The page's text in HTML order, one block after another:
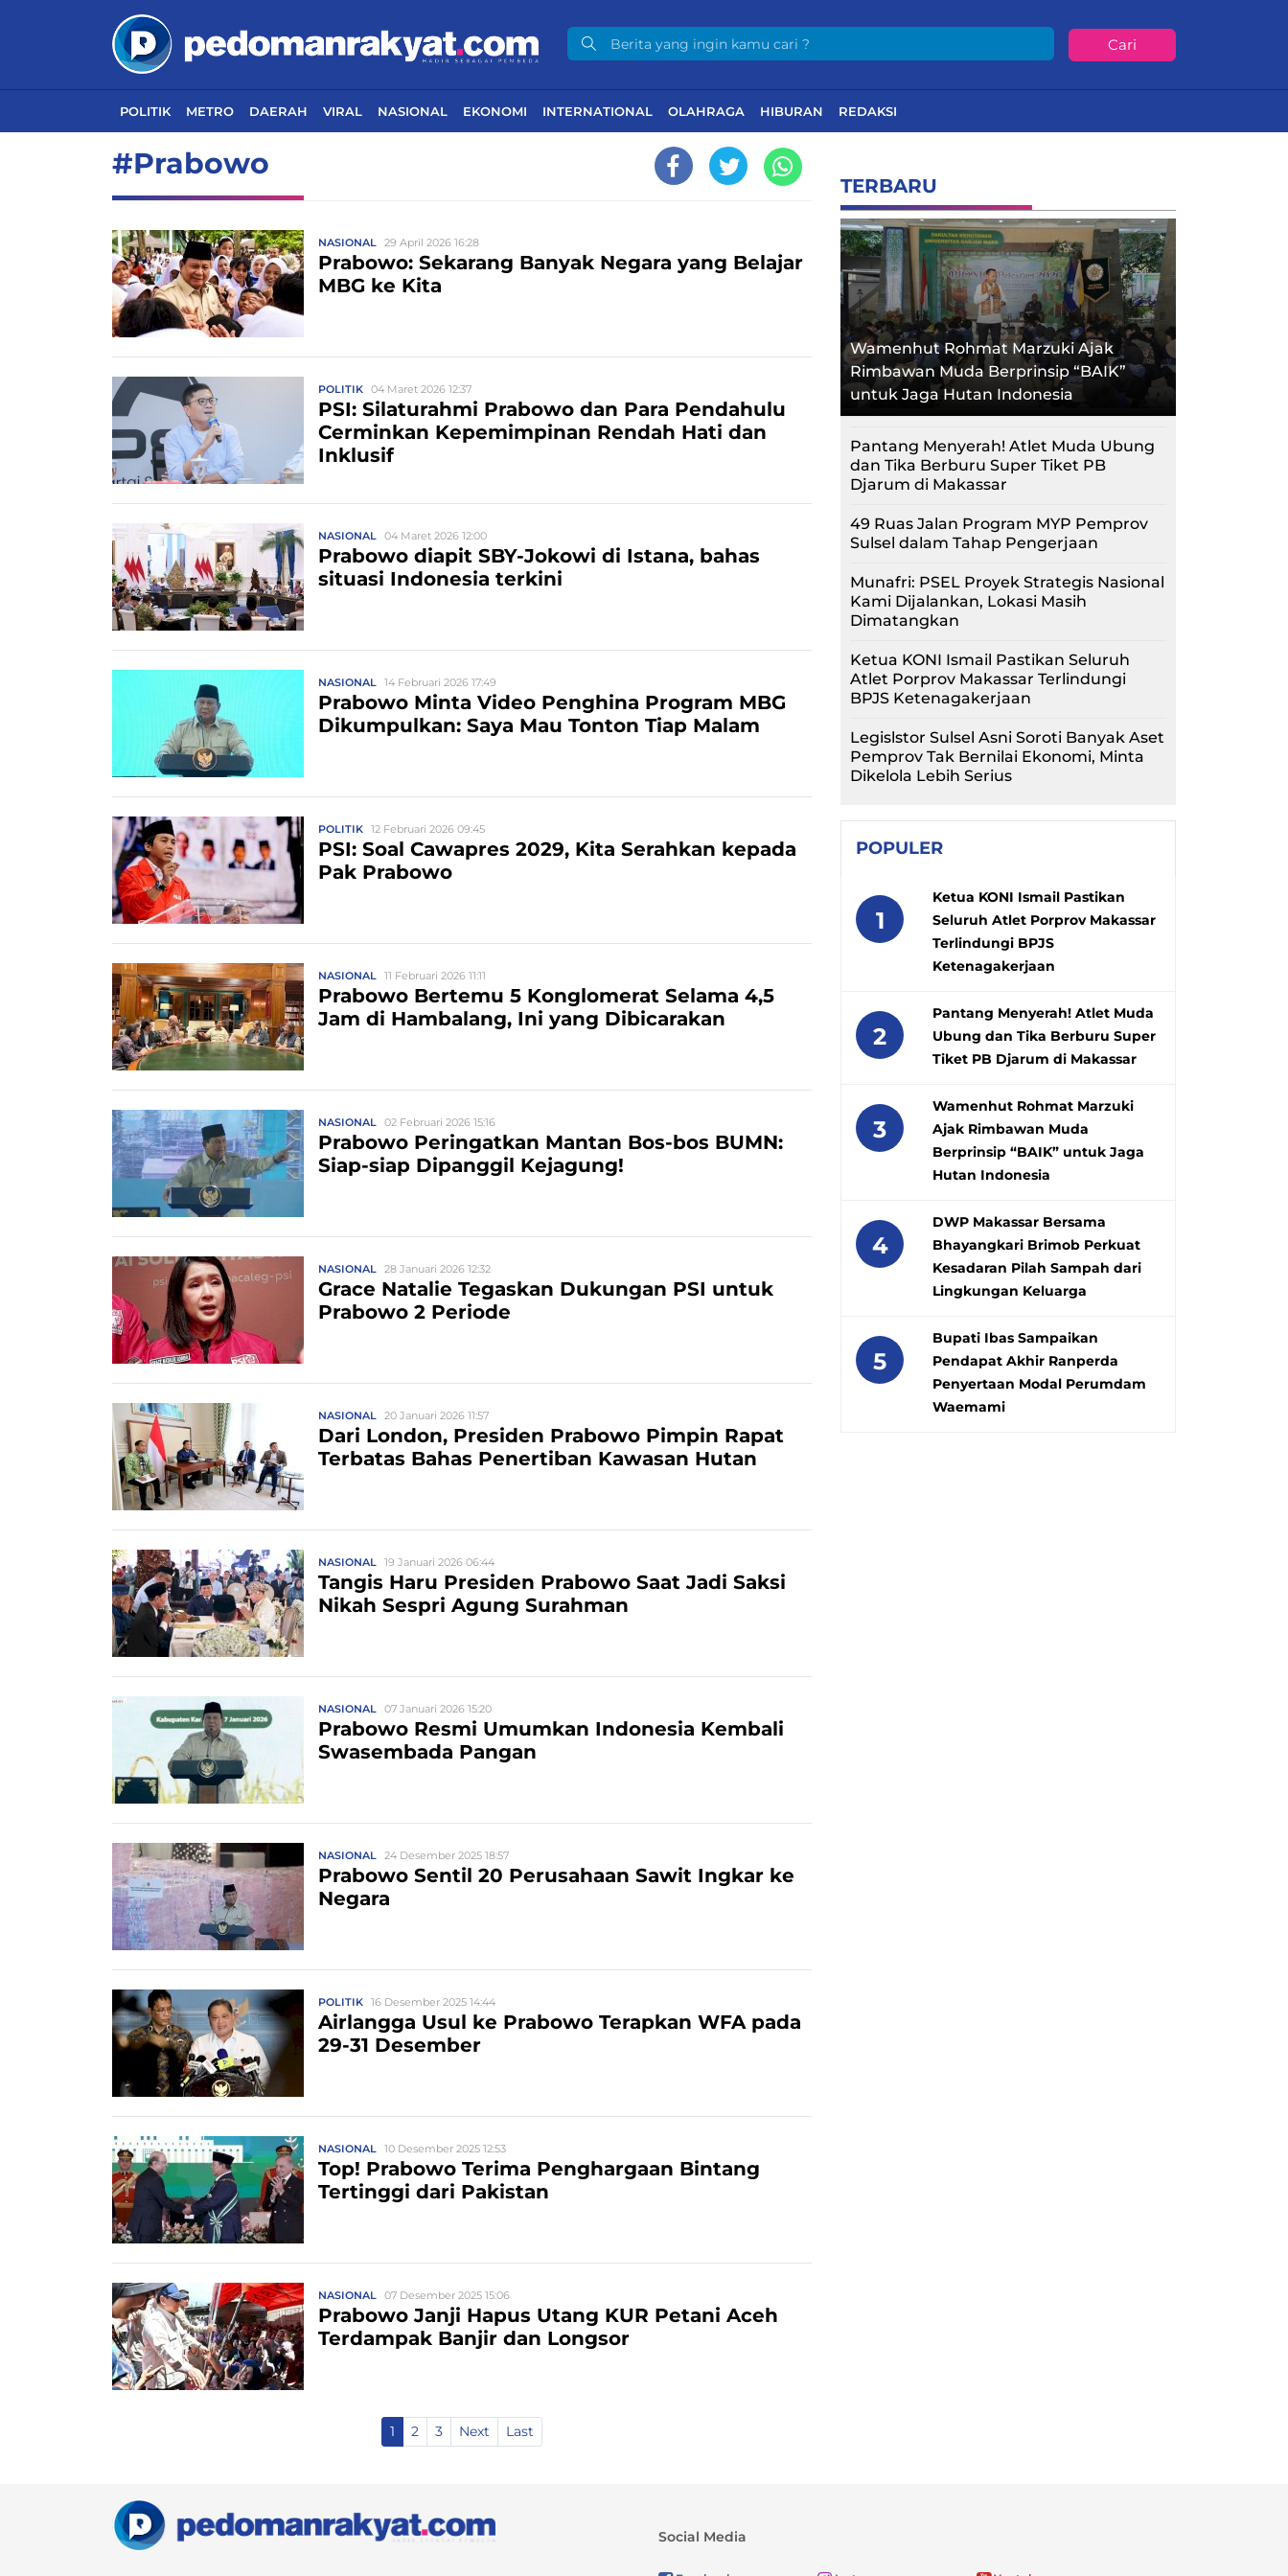
Cari
POLITIK METRO DAERAH VIRAL NASIONAL EKONOMI INTERNATIONAL OLAHRAGA HIBURAN REDAKSI
#Prabowo
NASIONAL 29 April 2026 16:28
Prabowo: Sekarang Banyak Negara yang Belajar
MBG ke Kita
POLITIK 04 Maret 2026 12:37
PSI: Silaturahmi Prabowo dan Para Pendahulu
Cerminkan Kepemimpinan Rendah Hati dan
Inklusif
NASIONAL 04 Maret 2026 12:00
Prabowo diapit SBY-Jokowi di Istana, bahas
situasi Indonesia terkini
NASIONAL 14 Februari 2026 17:49
Prabowo Minta Video Penghina Program MBG
Dikumpulkan: Saya Mau Tonton Tiap Malam
POLITIK 12 Februari 2026 09:45
PSI: Soal Cawapres 2029, Kita Serahkan kepada
Pak Prabowo
NASIONAL 11 Februari 2026 11:11
Prabowo Bertemu 5 Konglomerat Selama 4,5
Jam di Hambalang, Ini yang Dibicarakan
NASIONAL 02 Februari 2026 15:16
Prabowo Peringatkan Mantan Bos-bos BUMN:
Siap-siap Dipanggil Kejagung!
NASIONAL 28 Januari 2026 12:32
Grace Natalie Tegaskan Dukungan PSI untuk
Prabowo 2 Periode
NASIONAL 20 Januari 2026 11:57
Dari London, Presiden Prabowo Pimpin Rapat
Terbatas Bahas Penertiban Kawasan Hutan
NASIONAL 19 Januari 2026 06:44
Tangis Haru Presiden Prabowo Saat Jadi Saksi
Nikah Sespri Agung Surahman
NASIONAL 07 Januari 2026 15:20
Prabowo Resmi Umumkan Indonesia Kembali
Swasembada Pangan
NASIONAL 24 Desember 2025 18:57
Prabowo Sentil 20 Perusahaan Sawit Ingkar ke
Negara
POLITIK 16 Desember 2025 14:44
Airlangga Usul ke Prabowo Terapkan WFA pada
29-31 Desember
NASIONAL 10 Desember 2025 12:53
Top! Prabowo Terima Penghargaan Bintang
Tertinggi dari Pakistan
NASIONAL 07 Desember 2025 15:06
Prabowo Janji Hapus Utang KUR Petani Aceh
Terdampak Banjir dan Longsor
1 2 3 Next Last
TERBARU
Wamenhut Rohmat Marzuki Ajak
Rimbawan Muda Berprinsip “BAIK”
untuk Jaga Hutan Indonesia
Pantang Menyerah! Atlet Muda Ubung
dan Tika Berburu Super Tiket PB
Djarum di Makassar
49 Ruas Jalan Program MYP Pemprov
Sulsel dalam Tahap Pengerjaan
Munafri: PSEL Proyek Strategis Nasional
Kami Dijalankan, Lokasi Masih
Dimatangkan
Ketua KONI Ismail Pastikan Seluruh
Atlet Porprov Makassar Terlindungi
BPJS Ketenagakerjaan
Legislstor Sulsel Asni Soroti Banyak Aset
Pemprov Tak Bernilai Ekonomi, Minta
Dikelola Lebih Serius
POPULER
1
Ketua KONI Ismail Pastikan
Seluruh Atlet Porprov Makassar
Terlindungi BPJS
Ketenagakerjaan
2
Pantang Menyerah! Atlet Muda
Ubung dan Tika Berburu Super
Tiket PB Djarum di Makassar
3
Wamenhut Rohmat Marzuki
Ajak Rimbawan Muda
Berprinsip “BAIK” untuk Jaga
Hutan Indonesia
4
DWP Makassar Bersama
Bhayangkari Brimob Perkuat
Kesadaran Pilah Sampah dari
Lingkungan Keluarga
5
Bupati Ibas Sampaikan
Pendapat Akhir Ranperda
Penyertaan Modal Perumdam
Waemami
Social Media